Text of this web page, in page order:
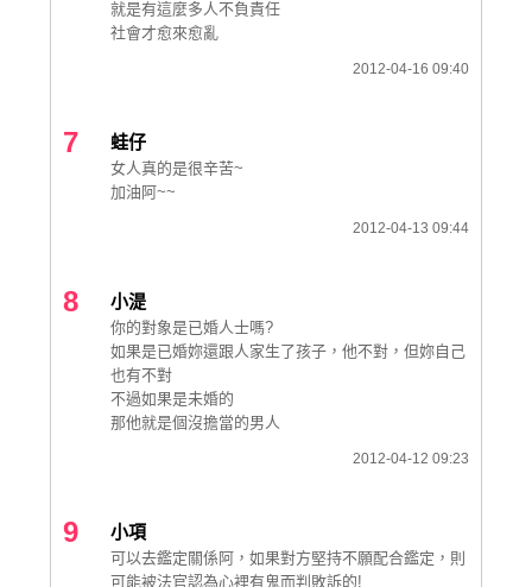
就是有這麼多人不負責任
社會才愈來愈亂
2012-04-16 09:40
7 蛙仔
女人真的是很辛苦~
加油阿~~
2012-04-13 09:44
8 小湜
你的對象是已婚人士嗎?
如果是已婚妳還跟人家生了孩子，他不對，但妳自己
也有不對
不過如果是未婚的
那他就是個沒擔當的男人
2012-04-12 09:23
9 小項
可以去鑑定關係阿，如果對方堅持不願配合鑑定，則
可能被法官認為心裡有鬼而判敗訴的!